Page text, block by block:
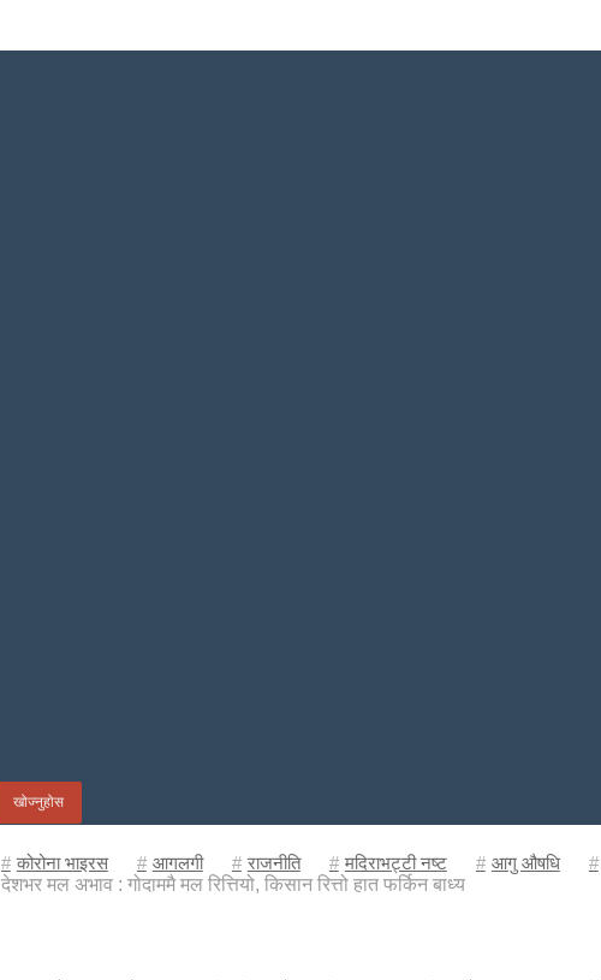
खोज्नुहोस
कोरोना भाइरस आगलगी राजनीति मदिराभट्टी नष्ट आगु औषधि
देशभर मल अभाव : गोदाममै मल रित्तियो, किसान रित्तो हात फर्किन बाध्य